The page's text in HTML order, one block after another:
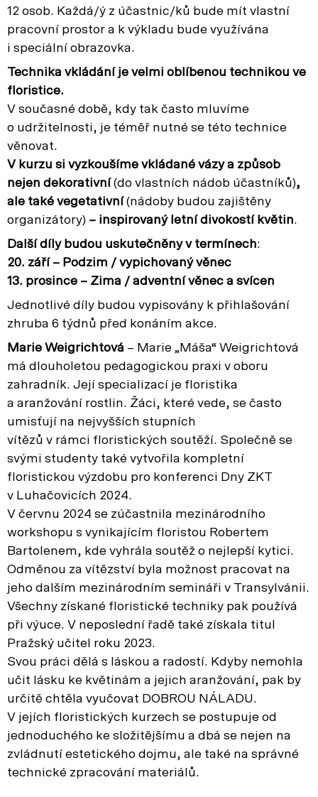
12 osob. Každá/ý z účastnic/ků bude mít vlastní
pracovní prostor a k výkladu bude využívána
i speciální obrazovka.
Technika vkládání je velmi oblíbenou technikou ve
floristice.
V současné době, kdy tak často mluvíme
o udržitelnosti, je téměř nutné se této technice
věnovat.
V kurzu si vyzkoušíme vkládané vázy a způsob
nejen dekorativní(do vlastních nádob účastníků),
ale také vegetativní(nádoby budou zajištěny
organizátory) – inspirovaný letní divokostí květin.
Další díly budou uskutečněny v termínech:
20. září – Podzim / vypichovaný věnec
13. prosince – Zima / adventní věnec a svícen
Jednotlivé díly budou vypisovány k přihlašování
zhruba 6 týdnů před konáním akce.
Marie Weigrichtová – Marie „Máša“ Weigrichtová
má dlouholetou pedagogickou praxi v oboru
zahradník. Její specializací je floristika
a aranžování rostlin. Žáci, které vede, se často
umisťují na nejvyšších stupních
vítězů v rámci floristických soutěží. Společně se
svými studenty také vytvořila kompletní
floristickou výzdobu pro konferenci Dny ZKT
v Luhačovicích 2024.
V červnu 2024 se zúčastnila mezinárodního
workshopu s vynikajícím floristou Robertem
Bartolenem, kde vyhrála soutěž o nejlepší kytici.
Odměnou za vítězství byla možnost pracovat na
jeho dalším mezinárodním semináři v Transylvánii.
Všechny získané floristické techniky pak používá
při výuce. V neposlední řadě také získala titul
Pražský učitel roku 2023.
Svou práci dělá s láskou a radostí. Kdyby nemohla
učit lásku ke květinám a jejich aranžování, pak by
určitě chtěla vyučovat DOBROU NÁLADU.
V jejích floristických kurzech se postupuje od
jednoduchého ke složitějšímu a dbá se nejen na
zvládnutí estetického dojmu, ale také na správné
technické zpracování materiálů.